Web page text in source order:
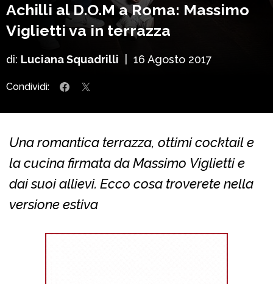
Achilli al D.O.M a Roma: Massimo
Viglietti va in terrazza
di: Luciana Squadrilli 16 Agosto 2017
Condividi:
Una romantica terrazza, ottimi cocktail e
la cucina firmata da Massimo Viglietti e
dai suoi allievi. Ecco cosa troverete nella
versione estiva